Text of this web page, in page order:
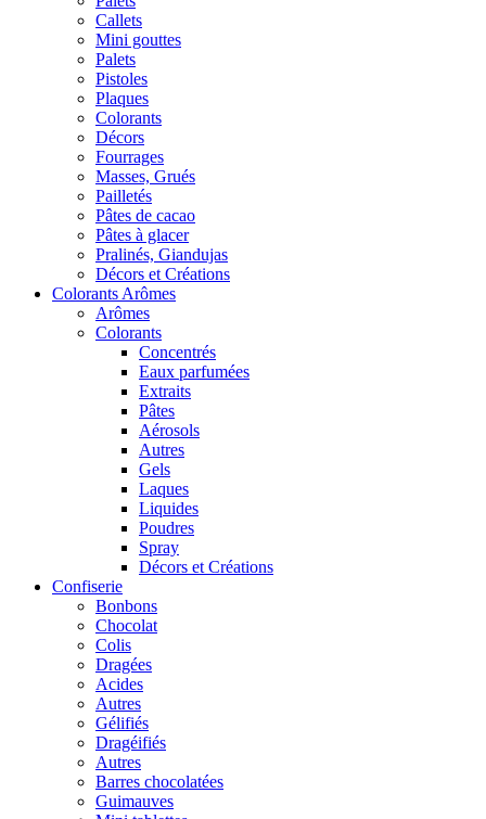
Callets
Mini gouttes
Palets
Pistoles
Plaques
Colorants
Décors
Fourrages
Masses, Grués
Pailletés
Pâtes de cacao
Pâtes à glacer
Pralinés, Giandujas
Décors et Créations
Colorants Arômes
Arômes
Colorants
Concentrés
Eaux parfumées
Extraits
Pâtes
Aérosols
Autres
Gels
Laques
Liquides
Poudres
Spray
Décors et Créations
Confiserie
Bonbons
Chocolat
Colis
Dragées
Acides
Autres
Gélifiés
Dragéifiés
Autres
Barres chocolatées
Guimauves